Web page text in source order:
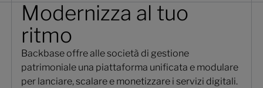
Modernizza al tuo
ritmo
Backbase offre alle società di gestione
patrimoniale una piattaforma unificata e modulare
per lanciare, scalare e monetizzare i servizi digitali.